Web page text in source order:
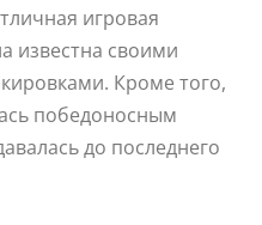
игровая
известна своими
Кроме того,
победоносным
до последнего